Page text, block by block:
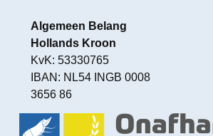
Algemeen Belang
Hollands Kroon
KvK: 53330765
IBAN: NL54 INGB 0008
3656 86